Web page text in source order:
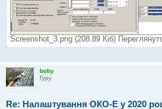
Screenshot_3.png (208.89 Кіб)
boby
Гуру
Re: Налаштування ОКО-Е у 2020